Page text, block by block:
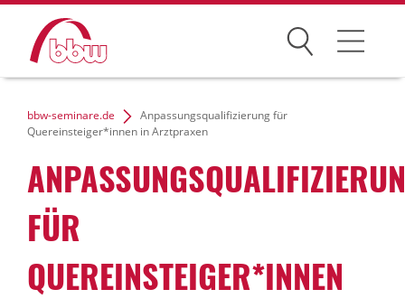
Suchen
Weiterbildung
Förderungen
Projekte
Über uns
bbw-seminare.de
Anpassungsqualifizierung für
Quereinsteiger*innen in Arztpraxen
FÜR
QUEREINSTEIGER*INNEN